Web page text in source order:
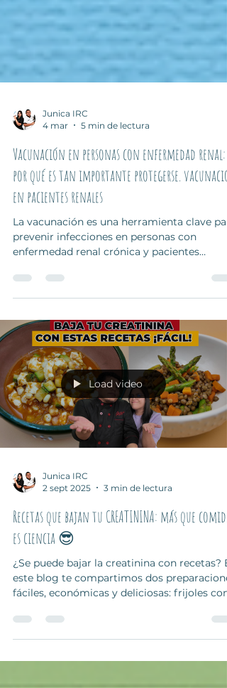
4 mar
5 min de lectura
Vacunación en personas con enfermedad renal:
por qué es tan importante protegerse. vacunación
en pacientes renales
La vacunación es una herramienta clave
enfermedad renal crónica y pacientes
trasplantados. Debido a que el sistema
importante conocer qué vacunas se
recomiendan, cuáles deben evitarse y en
momento aplicarlas. En esta guía
de forma sencilla el papel de las vacunas en
cuidado renal y las precauciones especiales
en pacientes trasplantados.
Load video
2 sept 2025
3 min de lectura
Recetas que bajan tu CREATININA: más que comida,
es ciencia 😎
¿Se puede bajar la creatinina con recetas?
fáciles, económicas y deliciosas: frijoles con
champiñones y duraznos con yogur y